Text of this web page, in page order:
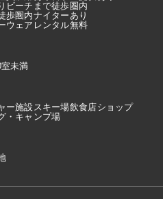
ビーチまで徒歩圏内
歩圏内ナイターあり
ウェアレンタル無料
未満
ー施設 スキー場飲食店ショップ
・キャンプ場